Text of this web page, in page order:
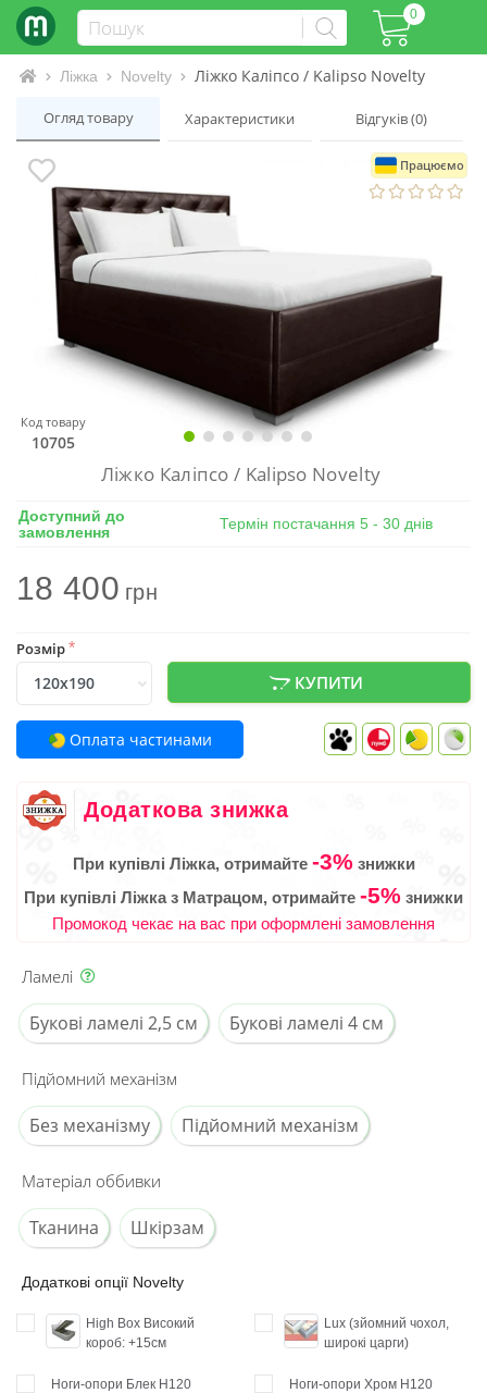
0
Інтернет-магазин матраців та ліжок
Ліжка Novelty Ліжко Каліпсо / Kalipso Novelty
Огляд товару Характеристики Відгуків (0)
Працюємо
Код товару
10705
Ліжко Каліпсо / Kalipso Novelty
Доступний до
замовлення
Термін постачання 5 - 30 днів
18 400грн
Розмір*
КУПИТИ
Оплата частинами
Додаткова знижка
При купівлі Ліжка, отримайте -3%знижки
При купівлі Ліжка з Матрацом, отримайте -5% знижки
Промокод чекає на вас при оформлені замовлення
Ламелі
Букові ламелі 2,5 см Букові ламелі 4 см
Підйомний механізм
Без механізму Підйомний механізм
Матеріал оббивки
Тканина Шкірзам
Додаткові опції Novelty
High Box Високий
короб: +15см
Lux (зйомний чохол,
широкі царги)
Ноги-опори Блек H120
Ноги-опори Хром H120